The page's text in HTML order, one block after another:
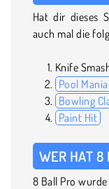
Hat dir dieses
auch mal die
Knife
Pool Mania
Bowling
Paint Hit
WER HAT 8
8 Ball Pro